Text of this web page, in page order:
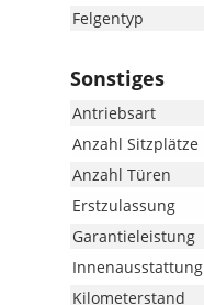
Felgentyp
Sonstiges
Antriebsart
Anzahl Sitzplätze
Anzahl Türen
Erstzulassung
Garantieleistung
Innenausstattung
Kilometerstand